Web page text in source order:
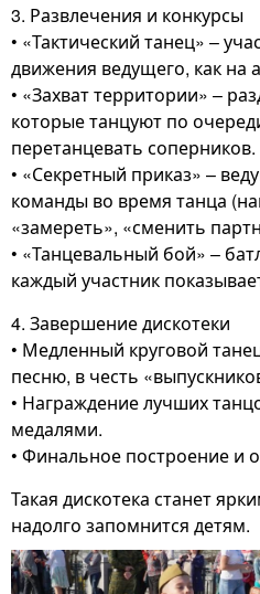
3. Развлечения и конкурсы
• «Тактический танец» –
движения ведущего, как на
• «Захват территории» –
которые танцуют по
перетанцевать соперников.
• «Секретный приказ» –
команды во время танца
«замереть», «сменить
• «Танцевальный бой» –
каждый участник
4. Завершение дискотеки
• Медленный круговой
песню, в честь
• Награждение лучших
медалями.
• Финальное построение и
Такая дискотека станет
надолго запомнится детям.